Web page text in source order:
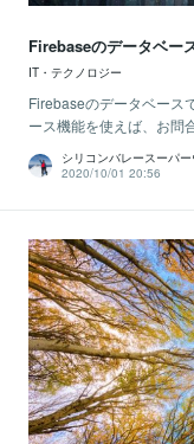
Firebaseのデータベー
IT・テクノロジー
Firebaseのデータベース
ース機能を使えば、お問
シリコンバレースーパー
2020/10/01 20:56